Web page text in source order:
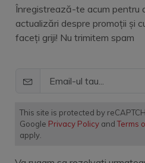
Înregistrează-te acum pentru
actualizări despre promoții și
faceți griji! Nu trimitem spam
This site is protected by
Google Privacy PolicyandTerms
apply.